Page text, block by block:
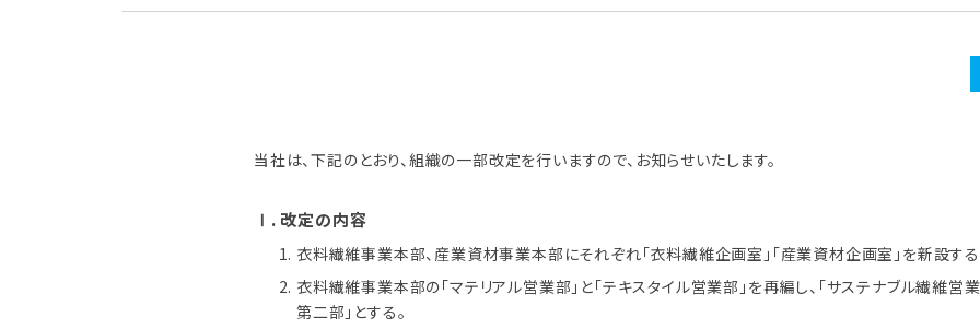
当社は、下記のとおり、組織の一部改定を行いますので、お知らせいたします。
Ⅰ. 改定の内容
衣料繊維事業本部、産業資材事業本部にそれぞれ「衣料繊維企画室」「産業資材企画室」を新設する
衣料繊維事業本部の「マテリアル営業部」と「テキスタイル営業部」を再編し、「サステナブル繊維営
第二部」とする。